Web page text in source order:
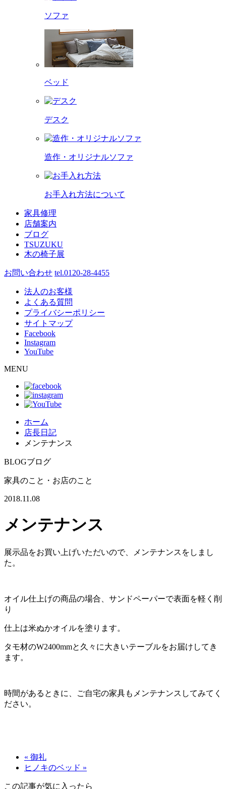
ソファ
ベッド
デスク
造作・オリジナルソファ
お手入れ方法について
家具修理
店舗案内
ブログ
TSUZUKU
木の椅子展
お問い合わせ tel.0120-28-4455
法人のお客様
よくある質問
プライバシーポリシー
サイトマップ
Facebook
Instagram
YouTube
MENU
ホーム
店長日記
メンテナンス
BLOGブログ
家具のこと・お店のこと
2018.11.08
メンテナンス
展示品をお買い上げいただいので、メンテナンスをしまし
た。
オイル仕上げの商品の場合、サンドペーパーで表面を軽く削
り
仕上は米ぬかオイルを塗ります。
タモ材のW2400mmと久々に大きいテーブルをお届けしてき
ます。
時間があるときに、ご自宅の家具もメンテナンスしてみてく
ださい。
« 御礼
ヒノキのベッド »
この記事が気に入ったら